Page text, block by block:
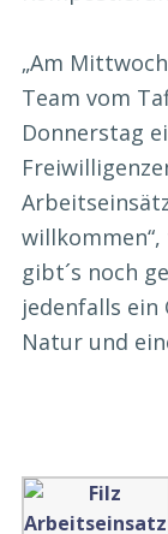
„Am
Team vom
Donnerstag
gibt´s noch
jedenfalls
Natur und